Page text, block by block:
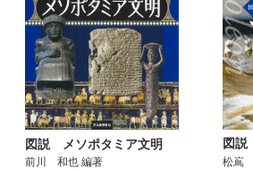
図説 メソポタミア文明
前川 和也 編著
図
松嶌